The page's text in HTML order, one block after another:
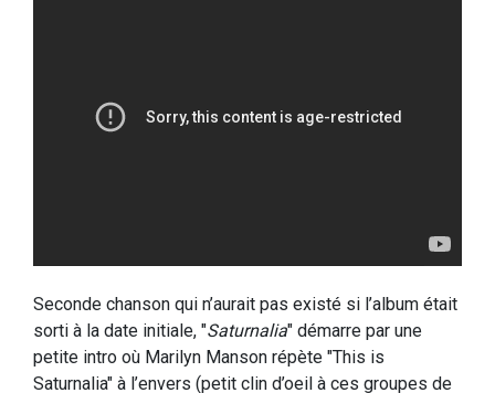
Seconde chanson qui n’aurait pas existé si l’album était
sorti à la date initiale, "Saturnalia" démarre par une
petite intro où Marilyn Manson répète "This is
Saturnalia" à l’envers (petit clin d’oeil à ces groupes de